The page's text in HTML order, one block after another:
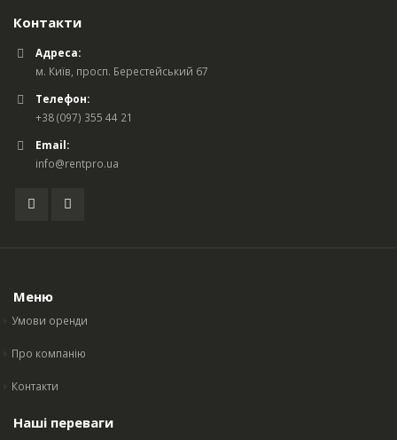
Контакти
Адреса:
м. Київ, просп. Берестейський 67
Телефон:
+38 (097) 355 44 21
Email:
info@rentpro.ua
Меню
Умови оренди
Про компанію
Контакти
Наші переваги